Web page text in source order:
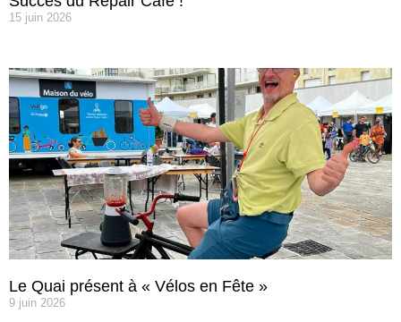
15 juin 2026
Le Quai présent à « Vélos en Fête »
9 juin 2026